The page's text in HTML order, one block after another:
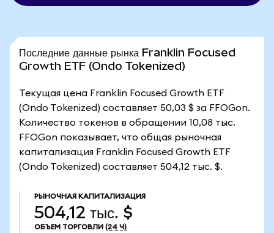
Последние данные рынка Franklin Focused
Growth ETF (Ondo Tokenized)
Текущая цена Franklin Focused Growth ETF
(Ondo Tokenized) составляет 50,03 $ за FFOGon.
Количество токенов в обращении 10,08 тыс.
FFOGon показывает, что общая рыночная
капитализация Franklin Focused Growth ETF
(Ondo Tokenized) составляет 504,12 тыс. $.
РЫНОЧНАЯ КАПИТАЛИЗАЦИЯ
504,12 тыс. $
ОБЪЕМ ТОРГОВЛИ (24 Ч)